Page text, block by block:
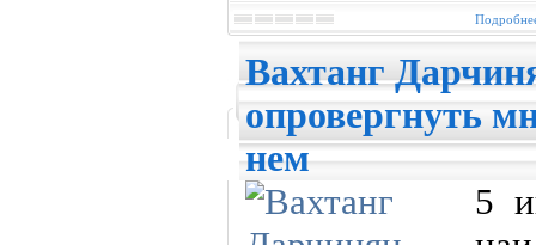
Вахтанг
опровергнуть
нем
5